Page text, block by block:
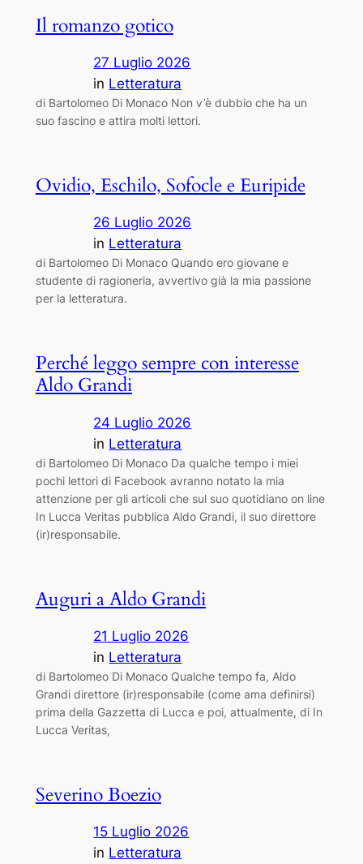
Il romanzo gotico
27 Luglio 2026
in Letteratura
di Bartolomeo Di Monaco Non v’è dubbio che ha un
suo fascino e attira molti lettori.
Ovidio, Eschilo, Sofocle e Euripide
26 Luglio 2026
in Letteratura
di Bartolomeo Di Monaco Quando ero giovane e
studente di ragioneria, avvertivo già la mia passione
per la letteratura.
Perché leggo sempre con interesse
Aldo Grandi
24 Luglio 2026
in Letteratura
di Bartolomeo Di Monaco Da qualche tempo i miei
pochi lettori di Facebook avranno notato la mia
attenzione per gli articoli che sul suo quotidiano on line
In Lucca Veritas pubblica Aldo Grandi, il suo direttore
(ir)responsabile.
Auguri a Aldo Grandi
21 Luglio 2026
in Letteratura
di Bartolomeo Di Monaco Qualche tempo fa, Aldo
Grandi direttore (ir)responsabile (come ama definirsi)
prima della Gazzetta di Lucca e poi, attualmente, di In
Lucca Veritas,
Severino Boezio
15 Luglio 2026
in Letteratura